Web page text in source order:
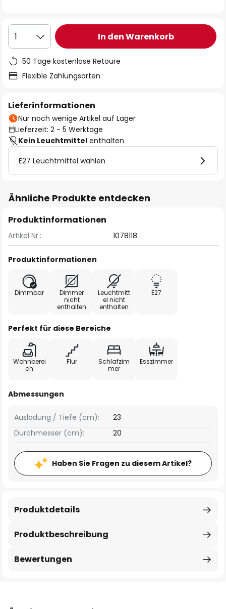
1 In den Warenkorb
50 Tage kostenlose Retoure
Flexible Zahlungsarten
Lieferinformationen
Nur noch wenige Artikel auf Lager
Lieferzeit: 2 - 5 Werktage
Kein Leuchtmittel enthalten
E27 Leuchtmittel wählen
Ähnliche Produkte entdecken
Produktinformationen
Artikel Nr.: 1078118
Produktinformationen
Dimmbar
Dimmer
nicht
enthalten
Leuchtmitt
el nicht
enthalten
E27
Perfekt für diese Bereiche
Wohnberei
ch
Flur
Schlafzim
mer
Esszimmer
Abmessungen
Ausladung / Tiefe (cm):
23
Durchmesser (cm):
20
Haben Sie Fragen zu diesem Artikel?
Produktbeschreibung
Produktdetails
Bewertungen